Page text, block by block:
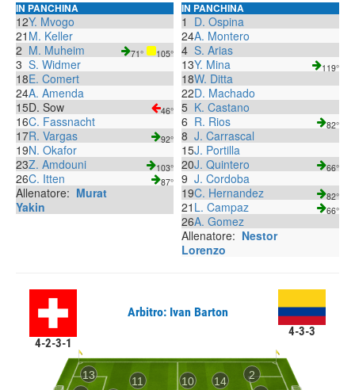
IN PANCHINA
12Y. Mvogo
21 M. Keller
2 M. Muheim 71° 105°
3 S. Widmer
18E. Comert
24A. Amenda
15D. Sow 46°
16C. Fassnacht
17R. Vargas 92°
19N. Okafor
23Z. Amdouni 103°
26C. Itten 87°
Allenatore: Murat
Yakin
IN PANCHINA
1 D. Ospina
24A. Montero
4 S. Arias
13Y. Mina 119°
18W. Ditta
22D. Machado
5 K. Castano
6 R. Rios 82°
8 J. Carrascal
15J. Portilla
20J. Quintero 66°
9 J. Cordoba
19C. Hernandez 82°
21 L. Campaz 66°
26A. Gomez
Allenatore: Nestor
Lorenzo
4-2-3-1
Arbitro: Ivan Barton
4-3-3
2
13
14
10
11